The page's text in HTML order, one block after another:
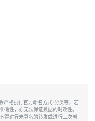
严格执行官方命名方式/分类等，若
确性，亦无法保证数据的时效性。
得进行未署名的转发或进行二次创